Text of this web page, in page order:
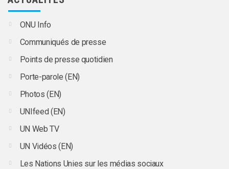
ONU Info
Communiqués de presse
Points de presse quotidien
Porte-parole (EN)
Photos (EN)
UNIfeed (EN)
UN Web TV
UN Vidéos (EN)
Les Nations Unies sur les médias sociaux